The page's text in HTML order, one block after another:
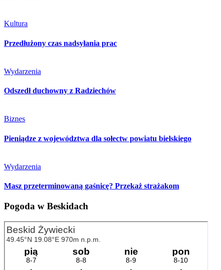
Kultura
Przedłużony czas nadsyłania prac
Wydarzenia
Odszedł duchowny z Radziechów
Biznes
Pieniądze z województwa dla sołectw powiatu bielskiego
Wydarzenia
Masz przeterminowaną gaśnicę? Przekaż strażakom
Pogoda w Beskidach